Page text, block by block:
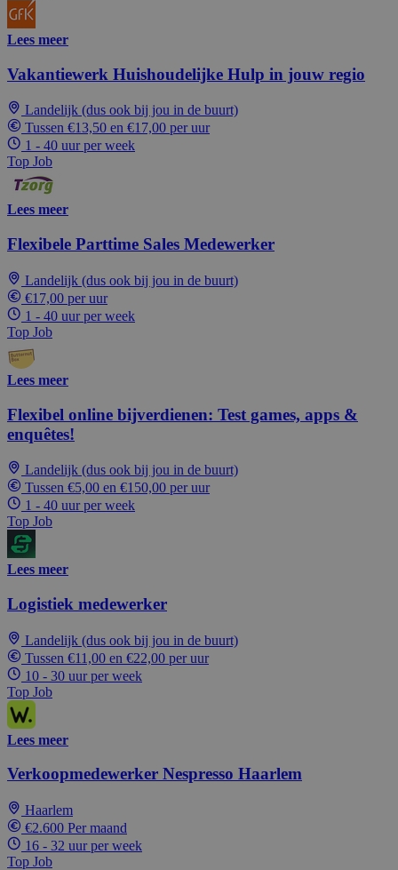
Lees meer
Vakantiewerk Huishoudelijke Hulp in jouw regio
Landelijk (dus ook bij jou in de buurt)
Tussen €13,50 en €17,00 per uur
1 - 40 uur per week
Top Job
Lees meer
Flexibele Parttime Sales Medewerker
Landelijk (dus ook bij jou in de buurt)
€17,00 per uur
1 - 40 uur per week
Top Job
Lees meer
Flexibel online bijverdienen: Test games, apps &
enquêtes!
Landelijk (dus ook bij jou in de buurt)
Tussen €5,00 en €150,00 per uur
1 - 40 uur per week
Top Job
Lees meer
Logistiek medewerker
Landelijk (dus ook bij jou in de buurt)
Tussen €11,00 en €22,00 per uur
10 - 30 uur per week
Top Job
Lees meer
Verkoopmedewerker Nespresso Haarlem
Haarlem
€2.600 Per maand
16 - 32 uur per week
Top Job